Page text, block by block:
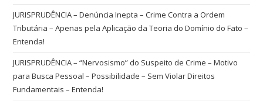
JURISPRUDÊNCIA – Denúncia Inepta – Crime Contra a Ordem
Tributária – Apenas pela Aplicação da Teoria do Domínio do Fato –
Entenda!
JURISPRUDÊNCIA – “Nervosismo” do Suspeito de Crime – Motivo
para Busca Pessoal – Possibilidade – Sem Violar Direitos
Fundamentais – Entenda!